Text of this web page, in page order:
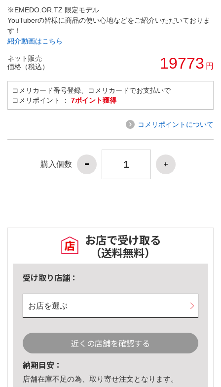
※EMEDO.OR.TZ 限定モデル
YouTuberの皆様に商品の使い心地などをご紹介いただいておりま
す！
紹介動画はこちら
ネット販売
価格（税込）
19773 円
コメリカード番号登録、コメリカードでお支払いで
コメリポイント ： 7ポイント獲得
コメリポイントについて
購入個数
お店で受け取る
（送料無料）
受け取り店舗：
お店を選ぶ
近くの店舗を確認する
納期目安：
店舗在庫不足の為、取り寄せ注文となります。